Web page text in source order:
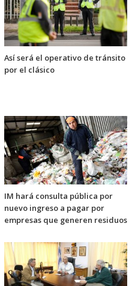
Así será el operativo de tránsito
por el clásico
IM hará consulta pública por
nuevo ingreso a pagar por
empresas que generen residuos